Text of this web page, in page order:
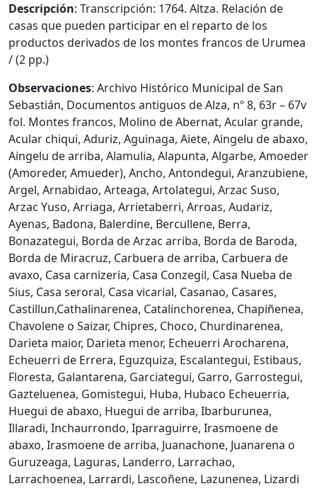
Descripción: Transcripción: 1764. Altza. Relación de
casas que pueden participar en el reparto de los
productos derivados de los montes francos de Urumea
/ (2 pp.)
Observaciones: Archivo Histórico Municipal de San
Sebastián, Documentos antiguos de Alza, nº 8, 63r – 67v
fol. Montes francos, Molino de Abernat, Acular grande,
Acular chiqui, Aduriz, Aguinaga, Aiete, Aingelu de abaxo,
Aingelu de arriba, Alamulia, Alapunta, Algarbe, Amoeder
(Amoreder, Amueder), Ancho, Antondegui, Aranzubiene,
Argel, Arnabidao, Arteaga, Artolategui, Arzac Suso,
Arzac Yuso, Arriaga, Arrietaberri, Arroas, Audariz,
Ayenas, Badona, Balerdine, Bercullene, Berra,
Bonazategui, Borda de Arzac arriba, Borda de Baroda,
Borda de Miracruz, Carbuera de arriba, Carbuera de
avaxo, Casa carnizeria, Casa Conzegil, Casa Nueba de
Sius, Casa seroral, Casa vicarial, Casanao, Casares,
Castillun,Cathalinarenea, Catalinchorenea, Chapiñenea,
Chavolene o Saizar, Chipres, Choco, Churdinarenea,
Darieta maior, Darieta menor, Echeuerri Arocharena,
Echeuerri de Errera, Eguzquiza, Escalantegui, Estibaus,
Floresta, Galantarena, Garciategui, Garro, Garrostegui,
Gazteluenea, Gomistegui, Huba, Hubaco Echeuerria,
Huegui de abaxo, Huegui de arriba, Ibarburunea,
Illaradi, Inchaurrondo, Iparraguirre, Irasmoene de
abaxo, Irasmoene de arriba, Juanachone, Juanarena o
Guruzeaga, Laguras, Landerro, Larrachao,
Larrachoenea, Larrardi, Lascoñene, Lazunenea, Lizardi